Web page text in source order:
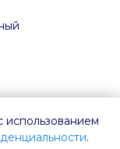
использованием
.